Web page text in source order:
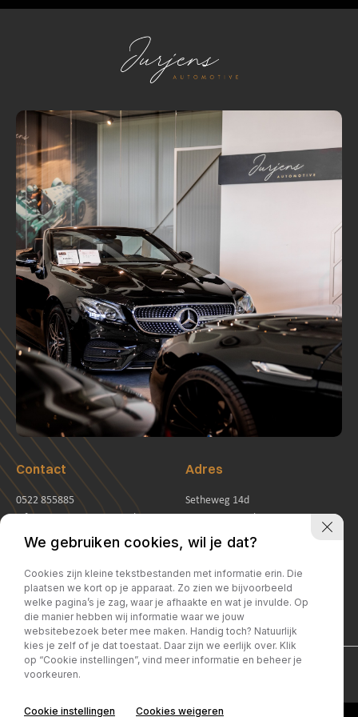
Contact
0522 855885
info@jurjensautomotive.nl
Adres
Setheweg 14d
7942LB Meppel
Openingstijden
Ma - vr:
09:00 -17:30
Za:
09:30 -16:00
Zo:
Gesloten
Privacy policy
We gebruiken cookies, wil je dat?
Cookies zijn kleine tekstbestanden met informatie erin. Die
plaatsen we kort op je apparaat. Zo zien we bijvoorbeeld
welke pagina’s je zag, waar je afhaakte en wat je invulde. Op
die manier hebben wij informatie waar we jouw
websitebezoek beter mee maken. Handig toch? Natuurlijk
kies je zelf of je dat toestaat. Daar zijn we eerlijk over. Klik
op “Cookie instellingen”, vind meer informatie en beheer je
voorkeuren.
Cookie instellingen Cookies weigeren